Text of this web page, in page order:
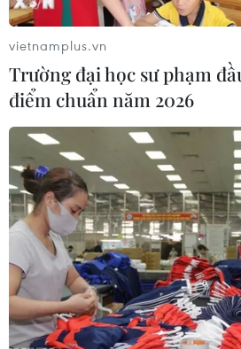
các ứng cử viên trong cuộc bầu
cầm quyền, đương kim Thủ tướng
đầu với 35% tỷ lệ ủng hộ.
vietnamplus.vn
Trường đại học sư phạm
điểm chuẩn năm 2026